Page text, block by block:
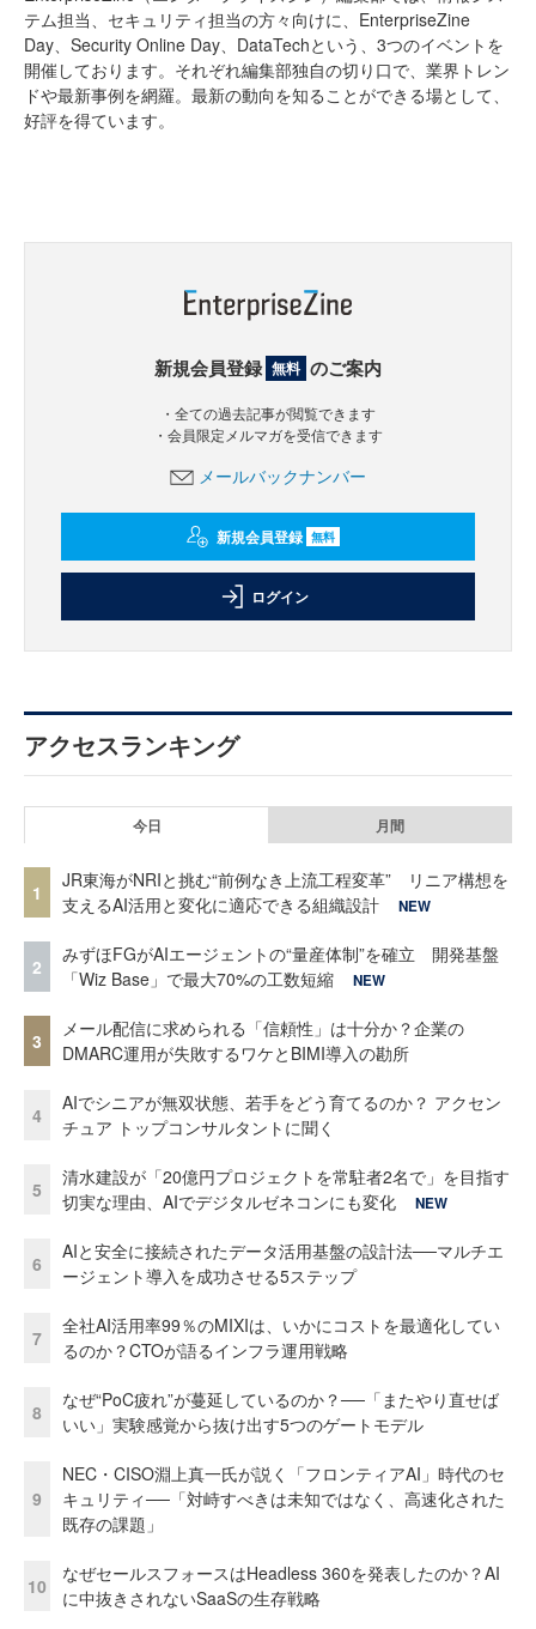
テム担当、セキュリティ担当の方々向けに、EnterpriseZine
Day、Security Online Day、DataTechという、3つのイベントを
開催しております。それぞれ編集部独自の切り口で、業界トレン
ドや最新事例を網羅。最新の動向を知ることができる場として、
好評を得ています。
新規会員登録 無料 のご案内
・全ての過去記事が閲覧できます
・会員限定メルマガを受信できます
メールバックナンバー
新規会員登録 無料
ログイン
アクセスランキング
今日 月間
1
JR東海がNRIと挑む“前例なき上流工程変革” リニア構想を
支えるAI活用と変化に適応できる組織設計
NEW
2
みずほFGがAIエージェントの“量産体制”を確立 開発基盤
「Wiz Base」で最大70%の工数短縮
NEW
3
メール配信に求められる「信頼性」は十分か？企業の
DMARC運用が失敗するワケとBIMI導入の勘所
4
AIでシニアが無双状態、若手をどう育てるのか？ アクセン
チュア トップコンサルタントに聞く
5
清水建設が「20億円プロジェクトを常駐者2名で」を目指す
切実な理由、AIでデジタルゼネコンにも変化
NEW
6
AIと安全に接続されたデータ活用基盤の設計法──マルチエ
ージェント導入を成功させる5ステップ
7
全社AI活用率99％のMIXIは、いかにコストを最適化してい
るのか？CTOが語るインフラ運用戦略
8
なぜ“PoC疲れ”が蔓延しているのか？──「またやり直せば
いい」実験感覚から抜け出す5つのゲートモデル
9
NEC・CISO淵上真一氏が説く「フロンティアAI」時代のセ
キュリティ──「対峙すべきは未知ではなく、高速化された
既存の課題」
10
なぜセールスフォースはHeadless 360を発表したのか？AI
に中抜きされないSaaSの生存戦略